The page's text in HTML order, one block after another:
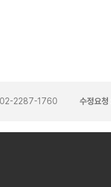
2287-1760 수정요청